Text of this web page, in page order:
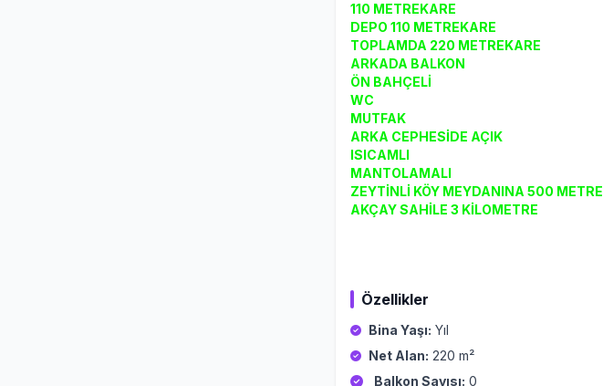
110 METREKARE
DEPO 110 METREKARE
TOPLAMDA 220 METREKARE
ARKADA BALKON
ÖN BAHÇELİ
WC
MUTFAK
ARKA CEPHESİDE AÇIK
ISICAMLI
MANTOLAMALI
ZEYTİNLİ KÖY MEYDANINA 500 METRE
AKÇAY SAHİLE 3 KİLOMETRE
Özellikler
Bina Yaşı: Yıl
Net Alan: 220 m²
Balkon Sayısı: 0